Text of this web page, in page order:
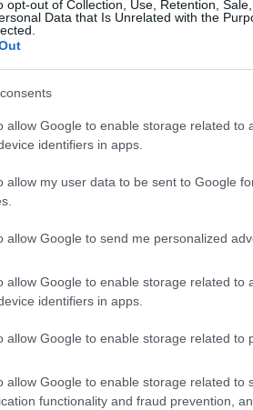
opt-out of Collection, Use, Retention,
Data that Is Unrelated with the
allow Google to enable storage related to
identifiers in apps.
allow my user data to be sent to Google
allow Google to send me personalized
allow Google to enable storage related to
identifiers in apps.
allow Google to enable storage related to
allow Google to enable storage related to
functionality and fraud prevention,
Login
5 Μαρτίου 2024 13:23
Μια κοινωνία που στρέφετε
0 Reply
5 Μαρτίου 2024 18:36
Με Αυτιά (που ξέρει και από
2 Reply